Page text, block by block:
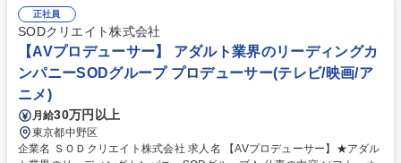
スケジュール管理■社内各部署・外部制作会社との調整・連携■広告物の内
容・表現チェック、修正対応■制作データの管理、入稿データ作成■動画コ
ンテンツの簡単な制作・編集業務 募集職種 【インハウスデザイナー】
紙・Web媒体の広告制作に横断的に関われるポジション
正社員
SODクリエイト株式会社
【AVプロデューサー】 アダルト業界のリーディングカ
ンパニーSODグループ プロデューサー(テレビ/映画/ア
ニメ)
月給30万円以上
東京都中野区
企業名 ＳＯＤクリエイト株式会社 求人名 【AVプロデューサー】★アダル